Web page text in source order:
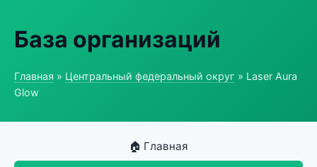
База организаций
Главная » Центральный федеральный округ » Laser Aura
Glow
🏠 Главная